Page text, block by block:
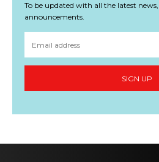
To be updated with all the latest news,
announcements.
SIGN UP